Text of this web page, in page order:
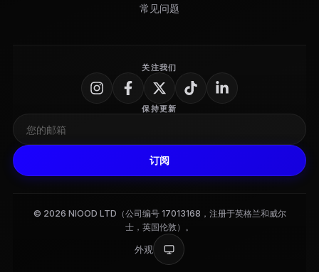
常见问题
关注我们
保持更新
订阅
© 2026 NIOOD LTD（公司编号 17013168，注册于英格兰和威尔
士，英国伦敦）。
外观